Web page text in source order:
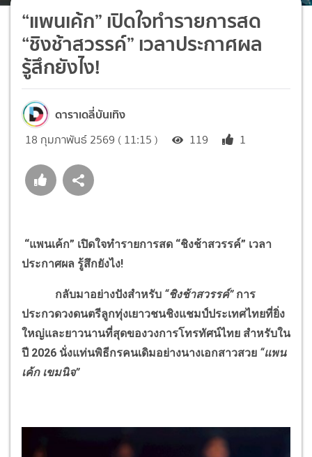
“แพนเค้ก” เปิดใจทำรายการสด
“ชิงช้าสวรรค์” เวลาประกาศผล
รู้สึกยังไง!
ดาราเดลี่บันเทิง
18 กุมภาพันธ์ 2569 ( 11:15 ) 119 1
“แพนเค้ก” เปิดใจทำรายการสด “ชิงช้าสวรรค์” เวลา
ประกาศผล รู้สึกยังไง!
กลับมาอย่างปังสำหรับ “ชิงช้าสวรรค์”การ
ประกวดวงดนตรีลูกทุ่งเยาวชนชิงแชมป์ประเทศไทยที่ยิ่ง
ใหญ่และยาวนานที่สุดของวงการโทรทัศน์ไทย สำหรับใน
ปี 2026 นั่งแท่นพิธีกรคนเดิมอย่างนางเอกสาวสวย “แพน
เค้ก เขมนิจ”